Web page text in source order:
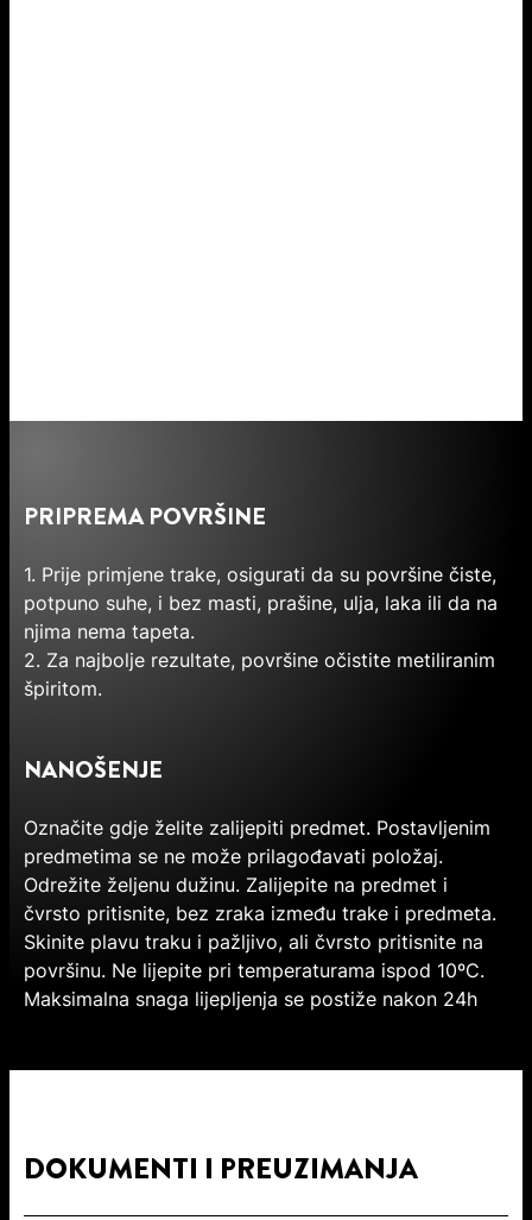
PRIPREMA POVRŠINE
1. Prije primjene trake, osigurati da su površine čiste,
potpuno suhe, i bez masti, prašine, ulja, laka ili da na
njima nema tapeta.
2. Za najbolje rezultate, površine očistite metiliranim
špiritom.
NANOŠENJE
Označite gdje želite zalijepiti predmet. Postavljenim
predmetima se ne može prilagođavati položaj.
Odrežite željenu dužinu. Zalijepite na predmet i
čvrsto pritisnite, bez zraka između trake i predmeta.
Skinite plavu traku i pažljivo, ali čvrsto pritisnite na
površinu. Ne lijepite pri temperaturama ispod 10ºC.
Maksimalna snaga lijepljenja se postiže nakon 24h
DOKUMENTI I PREUZIMANJA